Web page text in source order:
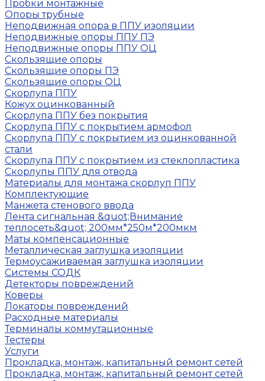
Пробки монтажные
Опоры трубные
Неподвижная опора в ППУ изоляции
Неподвижные опоры ППУ ПЭ
Неподвижные опоры ППУ ОЦ
Скользящие опоры
Скользящие опоры ПЭ
Скользящие опоры ОЦ
Скорлупа ППУ
Кожух оцинкованный
Скорлупа ППУ без покрытия
Скорлупа ППУ с покрытием армофол
Скорлупа ППУ с покрытием из оцинкованной
стали
Скорлупа ППУ с покрытием из стеклопластика
Скорлупы ППУ для отвода
Материалы для монтажа скорлуп ППУ
Комплектующие
Манжета стенового ввода
Лента сигнальная &quot;Внимание
теплосеть&quot; 200мм*250м*200мкм
Маты компенсационные
Металлическая заглушка изоляции
Термоусаживаемая заглушка изоляции
Системы СОДК
Детекторы повреждений
Коверы
Локаторы повреждений
Расходные материалы
Терминалы коммутационные
Тестеры
Услуги
Прокладка, монтаж, капитальный ремонт сетей
Прокладка, монтаж, капитальный ремонт сетей